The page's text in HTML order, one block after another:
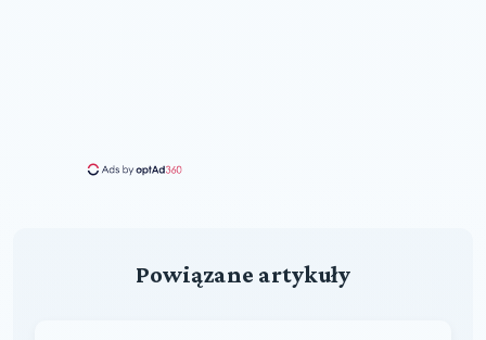
Powiązane artykuły